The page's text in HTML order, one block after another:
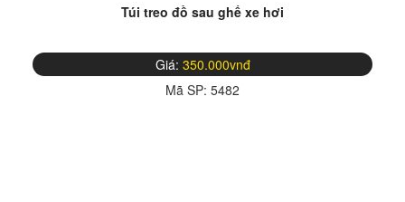
Túi treo đồ sau ghế xe hơi
Giá: 350.000vnđ
Mã SP: 5482